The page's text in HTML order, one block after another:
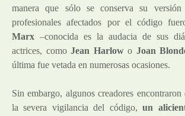
manera que sólo se conserva su versión
profesionales afectados por el código
Marx –conocida es la audacia de sus
actrices, como Jean Harlowo Joan
última fue vetada en numerosas ocasiones.
Sin embargo, algunos creadores
la severa vigilancia del código,un